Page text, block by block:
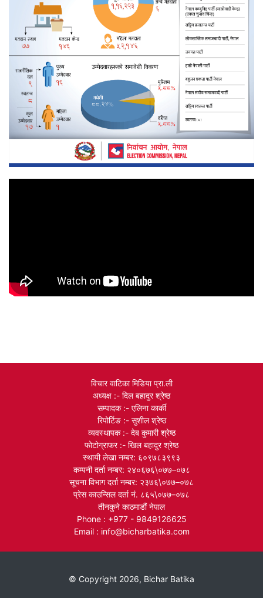
विचार वाटिका मिडिया प्रा.ली
अध्यक्ष :- दिल बहादुर श्रेष्ठ
सम्पादक :- एलिना कार्की
रिपोर्टिङ :- सुशील श्रेष्ठ
व्यवस्थापक :- देब कुमारी श्रेष्ठ
फोटोग्राफर :- खिल बहादुर श्रेष्ठ
स्थायी लेखा नम्बर: ६०९७८३९९३
कम्पनी दर्ता नम्बर: २४०६७६\०७७–०७८
सूचना विभाग दर्ता नम्बर: २३७६\०७७–०७८
प्रेस काउन्सिल दर्ता नं. ८६५\०७७–०७८
तीनकुने काठमाडौं नेपाल
Phone : +977 - 9849126625
Email : info@bicharbatika.com
© Copyright 2026, Bichar Batika